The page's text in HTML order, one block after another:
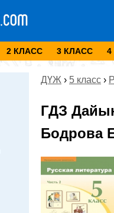
2 КЛАСС 3 КЛАСС 4
ДҮЖ › 5 класс ›
ГДЗ
Бодрова